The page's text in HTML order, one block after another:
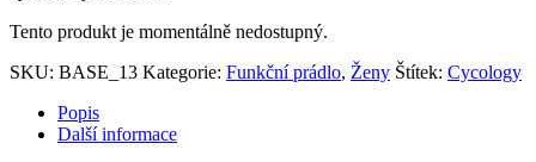
Tento produkt je momentálně nedostupný.
SKU: BASE_13 Kategorie: Funkční prádlo, Ženy Štítek: Cycology
Popis
Další informace